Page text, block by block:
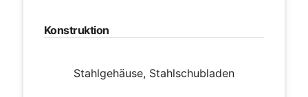
Konstruktion
Stahlgehäuse, Stahlschubladen